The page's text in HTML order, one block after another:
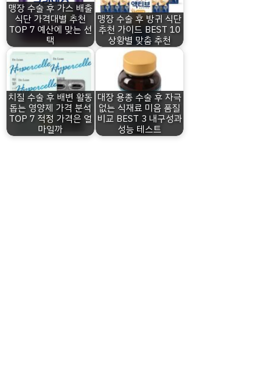
맹장 수술 후 가스 배출
식단 가격대별 추천
TOP 7 예산에 맞는 선
택
맹장 수술 후 방귀 식단
추천 가이드 BEST 10
상황별 맞춤 추천
치질 수술 후 배변 활동
돕는 영양제 가격 분석
TOP 7 적정 가격은 얼
마일까
대장 용종 수술 후 자극
없는 식재료 미음 품질
비교 BEST 3 내구성과
성능 테스트